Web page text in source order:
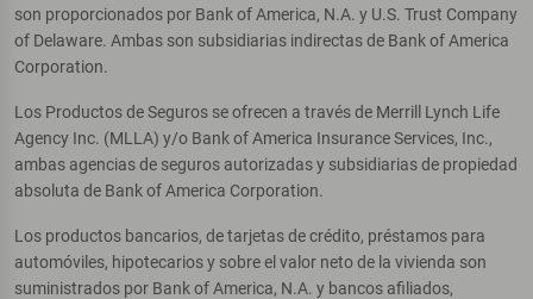
son proporcionados por Bank of America, N.A. y U.S. Trust Company
of Delaware. Ambas son subsidiarias indirectas de Bank of America
Corporation.
Los Productos de Seguros se ofrecen a través de Merrill Lynch Life
Agency Inc. (MLLA) y/o Bank of America Insurance Services, Inc.,
ambas agencias de seguros autorizadas y subsidiarias de propiedad
absoluta de Bank of America Corporation.
Los productos bancarios, de tarjetas de crédito, préstamos para
automóviles, hipotecarios y sobre el valor neto de la vivienda son
suministrados por Bank of America, N.A. y bancos afiliados,